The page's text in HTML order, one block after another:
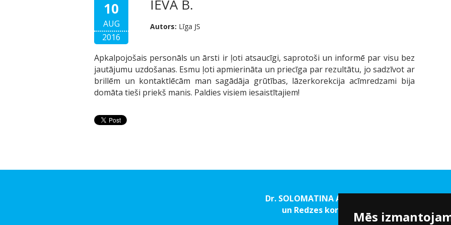
Mēs
10
AUG
2016
IEVA B.
Autors: Līga JS
Apkalpojošais personāls un ārsti ir ļoti atsaucīgi, saprotoši un informē par visu bez
jautājumu uzdošanas. Esmu ļoti apmierināta un priecīga par rezultātu, jo sadzīvot ar
brillēm un kontaktlēcām man sagādāja grūtības, lāzerkorekcija acīmredzami bija
domāta tieši priekš manis. Paldies visiem iesaistītajiem!
Dr. SOLOMATINA Acu rehabilitācijas
un Redzes korekcijas centrs